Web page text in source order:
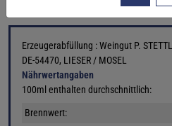
Erzeugerabfüllung : Weingut P.
DE-54470, LIESER / MOSEL
Nährwertangaben
100ml enthalten durchschnittlich:
Brennwert: